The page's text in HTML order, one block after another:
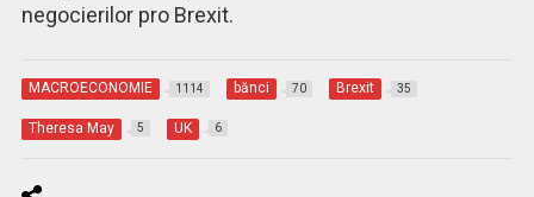
negocierilor pro Brexit.
MACROECONOMIE 1114 bănci 70 Brexit 35
Theresa May 5 UK 6